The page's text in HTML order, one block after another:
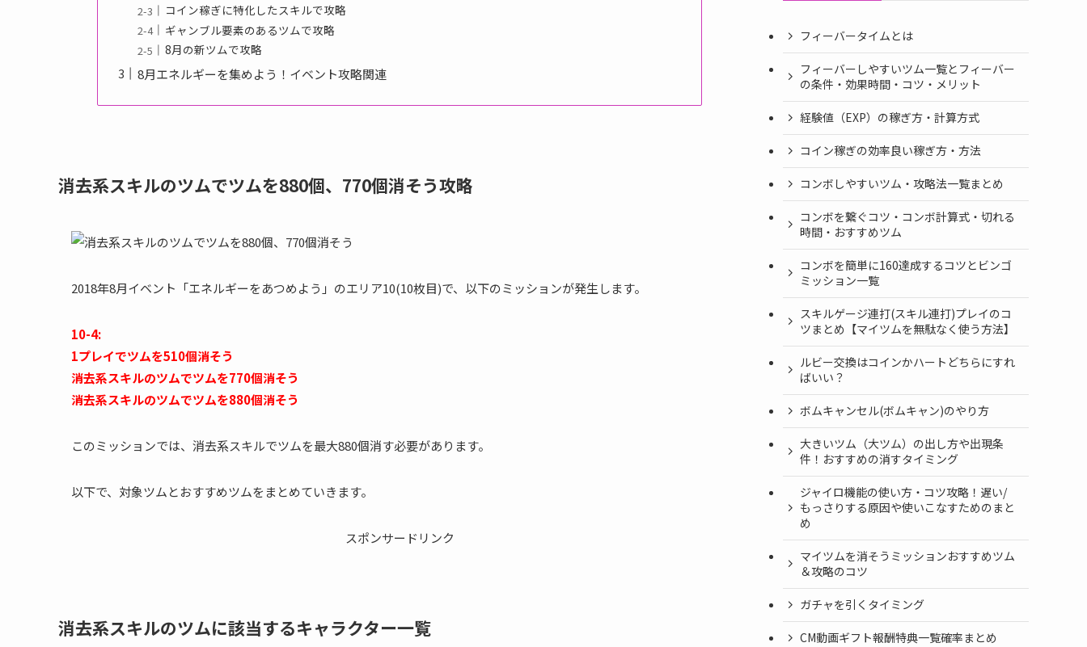
コイン稼ぎに特化したスキルで攻略
ギャンブル要素のあるツムで攻略
8月の新ツムで攻略
8月エネルギーを集めよう！イベント攻略関連
消去系スキルのツムでツムを880個、770個消そう攻略
2018年8月イベント「エネルギーをあつめよう」のエリア10(10枚目)で、以下のミッションが発生します。
10-4:
1プレイでツムを510個消そう
消去系スキルのツムでツムを770個消そう
消去系スキルのツムでツムを880個消そう
このミッションでは、消去系スキルでツムを最大880個消す必要があります。
以下で、対象ツムとおすすめツムをまとめていきます。
スポンサードリンク
消去系スキルのツムに該当するキャラクター一覧
フィーバータイムとは
フィーバーしやすいツム一覧とフィーバー
の条件・効果時間・コツ・メリット
経験値（EXP）の稼ぎ方・計算方式
コイン稼ぎの効率良い稼ぎ方・方法
コンボしやすいツム・攻略法一覧まとめ
コンボを繋ぐコツ・コンボ計算式・切れる
時間・おすすめツム
コンボを簡単に160達成するコツとビンゴ
ミッション一覧
スキルゲージ連打(スキル連打)プレイのコ
ツまとめ【マイツムを無駄なく使う方法】
ルビー交換はコインかハートどちらにすれ
ばいい？
ボムキャンセル(ボムキャン)のやり方
大きいツム（大ツム）の出し方や出現条
件！おすすめの消すタイミング
ジャイロ機能の使い方・コツ攻略！遅い/
もっさりする原因や使いこなすためのまと
め
マイツムを消そうミッションおすすめツム
＆攻略のコツ
ガチャを引くタイミング
CM動画ギフト報酬特典一覧確率まとめ